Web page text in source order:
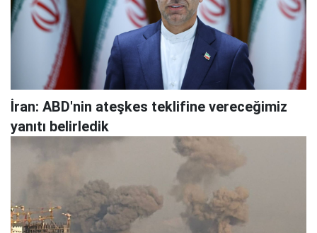
İran: ABD'nin ateşkes teklifine vereceğimiz
yanıtı belirledik